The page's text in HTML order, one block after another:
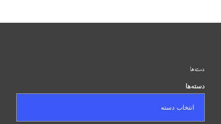
دسته‌ها
دسته‌ها